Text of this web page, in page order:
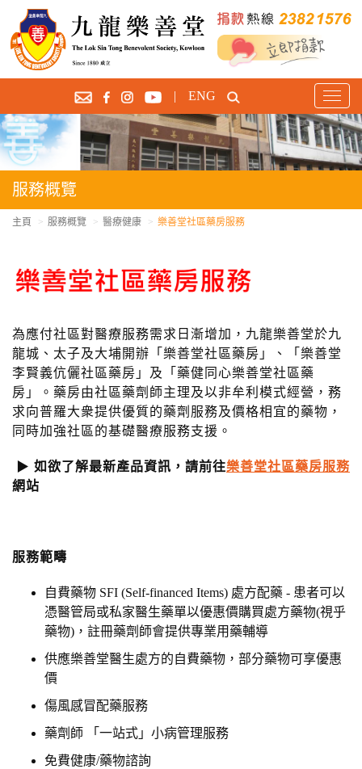
T
o
g
g
l
i
o
| ENG
服務概覽
主頁 服務概覽 醫療健康 樂善堂社區藥房服務
為應付社區對醫療服務需求日漸增加，九龍樂善堂於九
龍城、太子及大埔開辦「樂善堂社區藥房」、「樂善堂
李賢義伉儷社區藥房」及「藥健 同心樂善堂社區藥
房」。藥房由社區藥劑師主理及以非牟利模式經營，務
求向普羅大衆提供優質的藥劑服務及價格相宜的藥物，
同時加強社區的基礎醫療服務支援。
▶ 如欲了解最新產品資訊，請前往樂善堂社區藥房服務
網站
服務範疇
自費藥物 SFI (Self-financed Items) 處方配藥 - 患者可以
憑醫管局或私家醫生藥單以優惠價購買處方藥物(視乎
藥物)，註冊藥劑師會提供專業用藥輔導
供應樂善堂醫生處方的自費藥物，部分藥物可享優惠
價
傷風感冒配藥服務
藥劑師 「一站式」小病管理服務
免費健康/藥物諮詢